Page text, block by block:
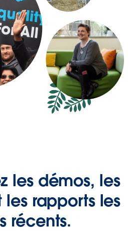
les démos, les
les rapports les
récents.